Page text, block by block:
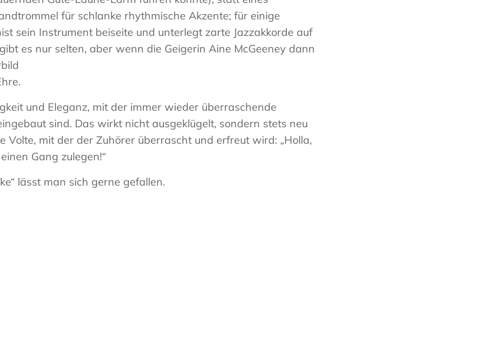
für schlanke rhythmische Akzente; für einige
sein Instrument beiseite und unterlegt zarte Jazzakkorde auf
es nur selten, aber wenn die Geigerin Aine McGeeney dann
und Eleganz, mit der immer wieder überraschende
sind. Das wirkt nicht ausgeklügelt, sondern stets neu
Volte, mit der der Zuhörer überrascht und erfreut wird: „Holla,
Gang zulegen!“
lässt man sich gerne gefallen.